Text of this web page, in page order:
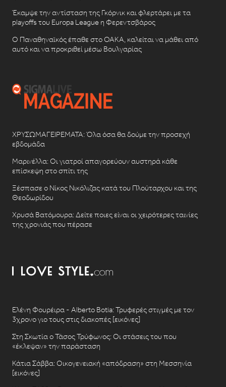
Έκαμψε την αντίσταση της Γκόρνικ και φλερτάρει με τα
playoffs του Europa League η Φερεντσβάρος
Ο Παναθηναϊκός έπαθε στο ΟΑΚΑ, καλείται να μάθει από
αυτό και να προκριθεί μέσω Βουλγαρίας
ΧΡΥΣΩΜΑΓΕΙΡΕΜΑΤΑ: Όλα όσα θα δούμε την προσεχή
εβδομάδα
Μαρινέλλα: Οι γιατροί απαγορεύουν αυστηρά κάθε
επίσκεψη στο σπίτι της
Ξέσπασε ο Νίκος Νικόλιζας κατά του Πλούταρχου και της
Θεοδωρίδου
Χρυσά Βατόμουρα: Δείτε ποιες είναι οι χειρότερες ταινίες
της χρονιάς που πέρασε
Ελένη Φουρέιρα - Alberto Botia: Τρυφερές στιγμές με τον
3χρονο γιο τους στις διακοπές [εικόνες]
Στη Σκωτία ο Τάσος Τρύφωνος: Οι στάσεις του που
«έκλεψαν» την παράσταση
Κάτια Σάββα: Οικογενειακή «απόδραση» στη Μεσσηνία
[εικόνες]